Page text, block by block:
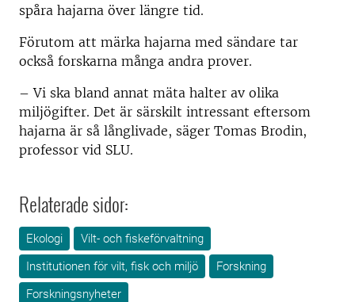
spåra hajarna över längre tid.
Förutom att märka hajarna med sändare tar
också forskarna många andra prover.
– Vi ska bland annat mäta halter av olika
miljögifter. Det är särskilt intressant eftersom
hajarna är så långlivade, säger Tomas Brodin,
professor vid SLU.
Relaterade sidor:
Ekologi
Vilt- och fiskeförvaltning
Institutionen för vilt, fisk och miljö
Forskning
Forskningsnyheter